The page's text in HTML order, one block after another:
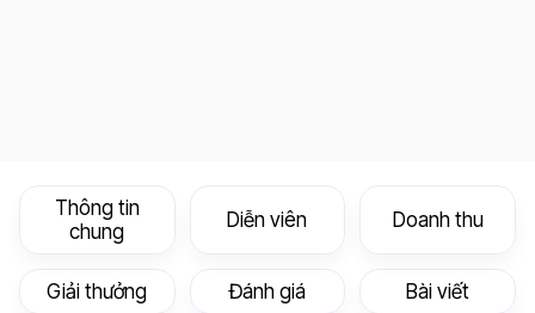
Thông tin
chung
Diễn viên Doanh thu
Giải thưởng Đánh giá Bài viết